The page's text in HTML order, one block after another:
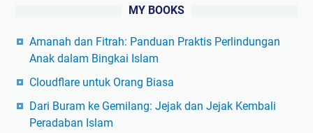
MY BOOKS
Amanah dan Fitrah: Panduan Praktis Perlindungan
Anak dalam Bingkai Islam
Cloudflare untuk Orang Biasa
Dari Buram ke Gemilang: Jejak dan Jejak Kembali
Peradaban Islam